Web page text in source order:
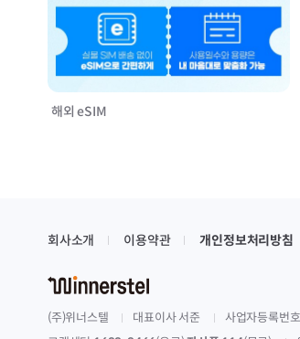
해외 eSIM
회사소개 이용약관 개인정보처리방침
(주)위너스텔 대표이사 서준 사업자등록번